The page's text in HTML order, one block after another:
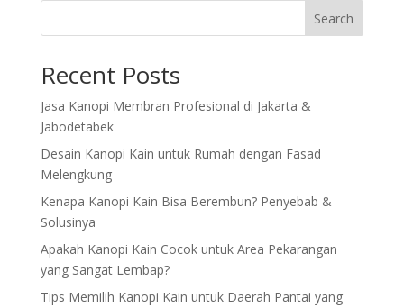
Search
Recent Posts
Jasa Kanopi Membran Profesional di Jakarta &
Jabodetabek
Desain Kanopi Kain untuk Rumah dengan Fasad
Melengkung
Kenapa Kanopi Kain Bisa Berembun? Penyebab &
Solusinya
Apakah Kanopi Kain Cocok untuk Area Pekarangan
yang Sangat Lembap?
Tips Memilih Kanopi Kain untuk Daerah Pantai yang